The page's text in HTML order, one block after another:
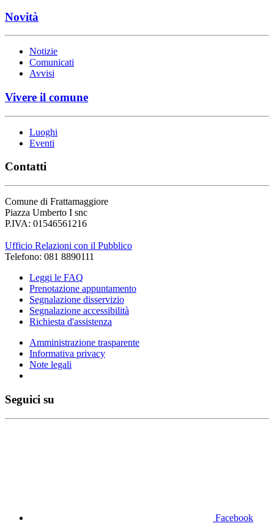
Novità
Notizie
Comunicati
Avvisi
Vivere il comune
Luoghi
Eventi
Contatti
Comune di Frattamaggiore
Piazza Umberto I snc
P.IVA: 01546561216
Ufficio Relazioni con il Pubblico
Telefono: 081 8890111
Leggi le FAQ
Prenotazione appuntamento
Segnalazione disservizio
Segnalazione accessibilità
Richiesta d'assistenza
Amministrazione trasparente
Informativa privacy
Note legali
Seguici su
Facebook